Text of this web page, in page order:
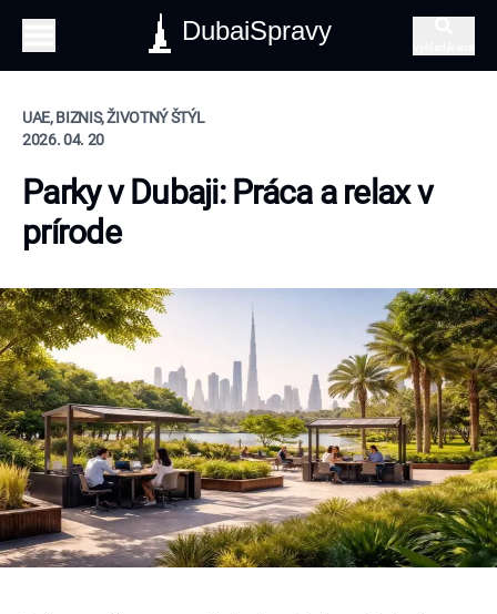
DubaiSpravy
UAE, BIZNIS, ŽIVOTNÝ ŠTÝL
2026. 04. 20
Parky v Dubaji: Práca a relax v
prírode